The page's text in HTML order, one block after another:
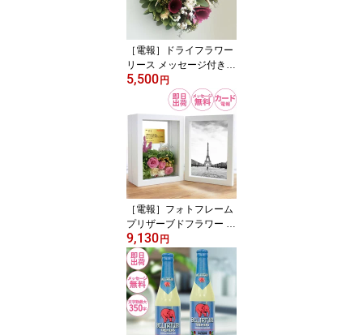
プアップカード flowe
［電報］ドライフラワー
リース メッセージ付き
ナチュラル おしゃれ 祝
電 結婚式 誕生日 新築祝
い 結婚祝い お祝い電報
玄関 インテリア ギフト
【ドライフラワーリー
ス】
5,500 円
［電報］フォトフレーム
プリザーブドフラワー メ
ッセージカード 祝電 結
婚式 おしゃれ 記念日 誕
生日 お祝い電報 入学式
開店 昇進 就任 新築祝い
【フォトフレームプリザ
A】
9,130 円